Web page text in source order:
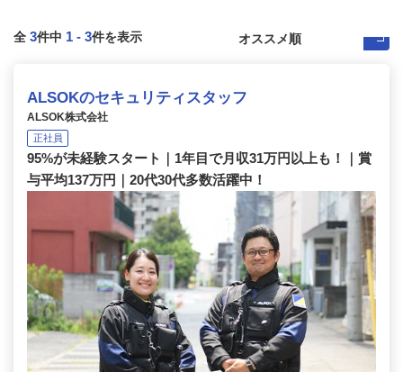
全 3件中 1 - 3件を表示
ALSOKのセキュリティスタッフ
ALSOK株式会社
正社員
95%が未経験スタート｜1年目で月収31万円以上も！｜賞
与平均137万円｜20代30代多数活躍中！